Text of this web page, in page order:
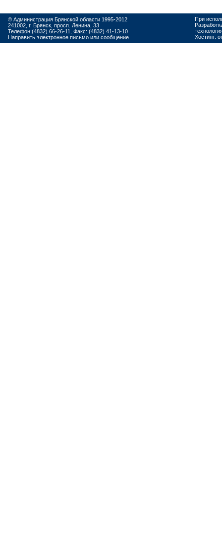
© Администрация Брянской области 1995-2012
241002, г. Брянск, просп. Ленина, 33
Телефон:(4832) 66-26-11, Факс: (4832) 41-13-10
Направить электронное письмо или сообщение ...
При
Хостинг: